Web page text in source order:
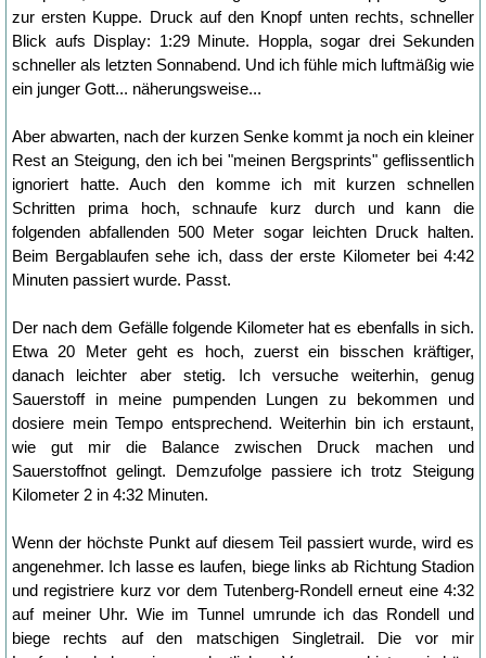
zur ersten Kuppe. Druck auf den Knopf unten rechts, schneller
Blick aufs Display: 1:29 Minute. Hoppla, sogar drei Sekunden
schneller als letzten Sonnabend. Und ich fühle mich luftmäßig wie
ein junger Gott... näherungsweise...
Aber abwarten, nach der kurzen Senke kommt ja noch ein kleiner
Rest an Steigung, den ich bei "meinen Bergsprints" geflissentlich
ignoriert hatte. Auch den komme ich mit kurzen schnellen
Schritten prima hoch, schnaufe kurz durch und kann die
folgenden abfallenden 500 Meter sogar leichten Druck halten.
Beim Bergablaufen sehe ich, dass der erste Kilometer bei 4:42
Minuten passiert wurde. Passt.
Der nach dem Gefälle folgende Kilometer hat es ebenfalls in sich.
Etwa 20 Meter geht es hoch, zuerst ein bisschen kräftiger,
danach leichter aber stetig. Ich versuche weiterhin, genug
Sauerstoff in meine pumpenden Lungen zu bekommen und
dosiere mein Tempo entsprechend. Weiterhin bin ich erstaunt,
wie gut mir die Balance zwischen Druck machen und
Sauerstoffnot gelingt. Demzufolge passiere ich trotz Steigung
Kilometer 2 in 4:32 Minuten.
Wenn der höchste Punkt auf diesem Teil passiert wurde, wird es
angenehmer. Ich lasse es laufen, biege links ab Richtung Stadion
und registriere kurz vor dem Tutenberg-Rondell erneut eine 4:32
auf meiner Uhr. Wie im Tunnel umrunde ich das Rondell und
biege rechts auf den matschigen Singletrail. Die vor mir